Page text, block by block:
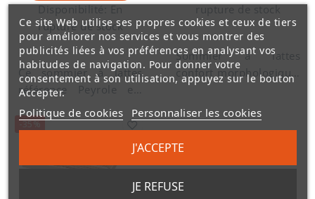
Disponibilité:En
rupture de stock
Ce sommier à lattes
référence Peyrole est
fabriqué dans notre
atelier de tapissier
ferme, préconisé pour
matelas. Lattes
rupture de stock
Sommier à lattes
confort morphologique.
sommier avec 3 zones
de conforts, zone
bassin renforcée.
lattes recouvertes et
déco gris chiné sur les
-35%
Ce site Web utilise ses propres cookies et ceux de tiers
pour améliorer nos services et vous montrer des
publicités liées à vos préférences en analysant vos
habitudes de navigation. Pour donner votre
consentement à son utilisation, appuyez sur le bouton
Accepter.
Politique de cookies Personnaliser les cookies
JE REFUSE
J'ACCEPTE